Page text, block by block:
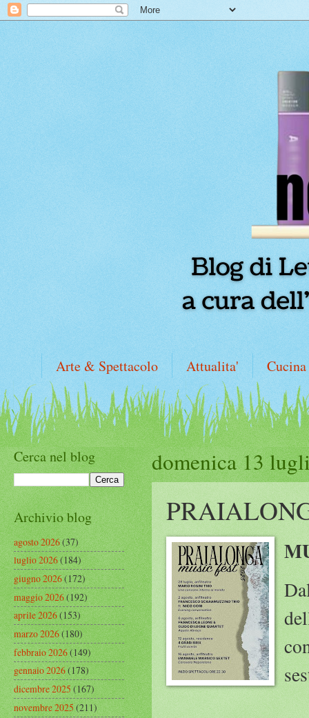
Arte & Spettacolo Attualita' Cucina
domenica 13
Cerca nel blog
Archivio blog
agosto 2026(37)
luglio 2026(184)
giugno 2026(172)
maggio 2026(192)
aprile 2026(153)
marzo 2026(180)
febbraio 2026(149)
gennaio 2026(178)
dicembre 2025(167)
novembre 2025(211)